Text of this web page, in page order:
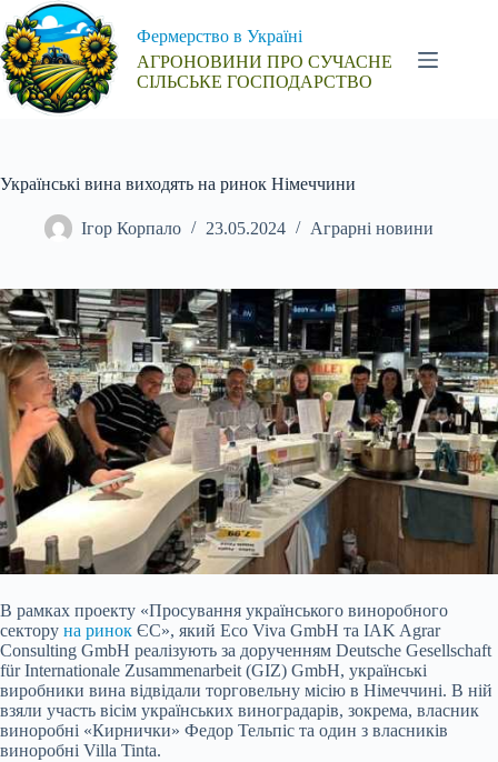
Перейти
до
вмісту
Фермерство в Україні
АГРОНОВИНИ ПРО СУЧАСНЕ
СІЛЬСЬКЕ ГОСПОДАРСТВО
Українські вина виходять на ринок Німеччини
Ігор Корпало 23.05.2024 Аграрні новини
В рамках проекту «Просування українського виноробного
сектору на ринок ЄС», який Eco Viva GmbH та IAK Agrar
Consulting GmbH реалізують за дорученням Deutsche Gesellschaft
für Internationale Zusammenarbeit (GIZ) GmbH, українські
виробники вина відвідали торговельну місію в Німеччині. В ній
взяли участь вісім українських виноградарів, зокрема, власник
виноробні «Кирнички» Федор Тельпіс та один з власників
виноробні Villa Tinta.